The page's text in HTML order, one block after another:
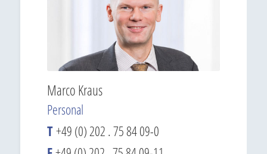
Marco Kraus
Personal
T+49 (0) 202 . 75 84 09-0